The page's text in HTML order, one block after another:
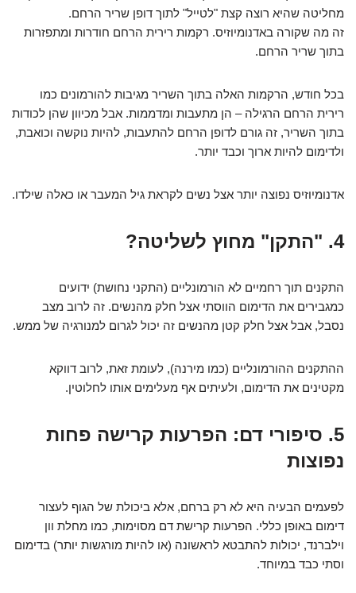
מחליטה שהיא רוצה קצת "לטייל" לתוך דופן שריר הרחם.
זה מה שקורה באדנומיוזיס. רקמות רירית הרחם חודרות ומתפזרות
בתוך שריר הרחם.
בכל חודש, הרקמות האלה בתוך השריר מגיבות להורמונים כמו
רירית הרחם הרגילה – הן מתעבות ומדממות. אבל מכיוון שהן לכודות
בתוך השריר, זה גורם לדופן הרחם להתעבות, להיות נוקשה וכואבת,
ולדימום להיות ארוך וכבד יותר.
אדנומיוזיס נפוצה יותר אצל נשים לקראת גיל המעבר או כאלה שילדו.
4. "התקן" מחוץ לשליטה?
התקנים תוך רחמיים לא הורמונליים (התקני נחושת) ידועים
כמגבירים את הדימום הווסתי אצל חלק מהנשים. זה לרוב מצב
נסבל, אבל אצל חלק קטן מהנשים זה יכול לגרום למנורגיה של ממש.
ההתקנים ההורמונליים (כמו מירנה), לעומת זאת, לרוב דווקא
מקטינים את הדימום, ולעיתים אף מעלימים אותו לחלוטין.
5. סיפורי דם: הפרעות קרישה פחות
נפוצות
לפעמים הבעיה היא לא רק ברחם, אלא ביכולת של הגוף לעצור
דימום באופן כללי. הפרעות קרישת דם מסוימות, כמו מחלת וון
וילברנד, יכולות להתבטא לראשונה (או להיות מורגשות יותר) בדימום
וסתי כבד במיוחד.